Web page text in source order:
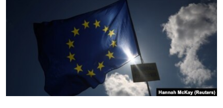
RSE PRIČE IZ SVIJETA
ISPRIČAJ MI
SPECIJALI RSE
VIŠE OD NASLOVA